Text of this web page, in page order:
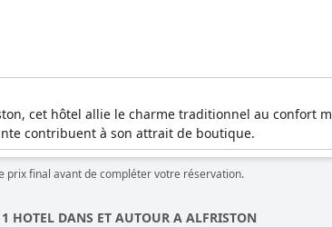
cet hôtel allie le charme traditionnel au confort
contribuent à son attrait de boutique.
prix final avant de compléter votre réservation.
1 HOTEL DANS ET AUTOUR A ALFRISTON